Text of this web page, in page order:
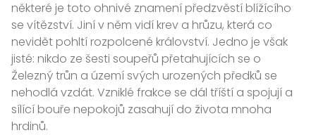
některé je toto ohnivé znamení předzvěstí blížícího
se vítězství. Jiní v něm vidí krev a hrůzu, která co
nevidět pohltí rozpolcené království. Jedno je však
jisté: nikdo ze šesti soupeřů přetahujících se o
Železný trůn a území svých urozených předků se
nehodlá vzdát. Vzniklé frakce se dál tříští a spojují a
sílící bouře nepokojů zasahují do života mnoha
hrdinů.